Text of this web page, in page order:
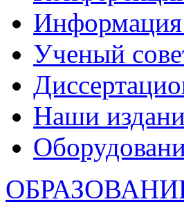
Ученый
Наши